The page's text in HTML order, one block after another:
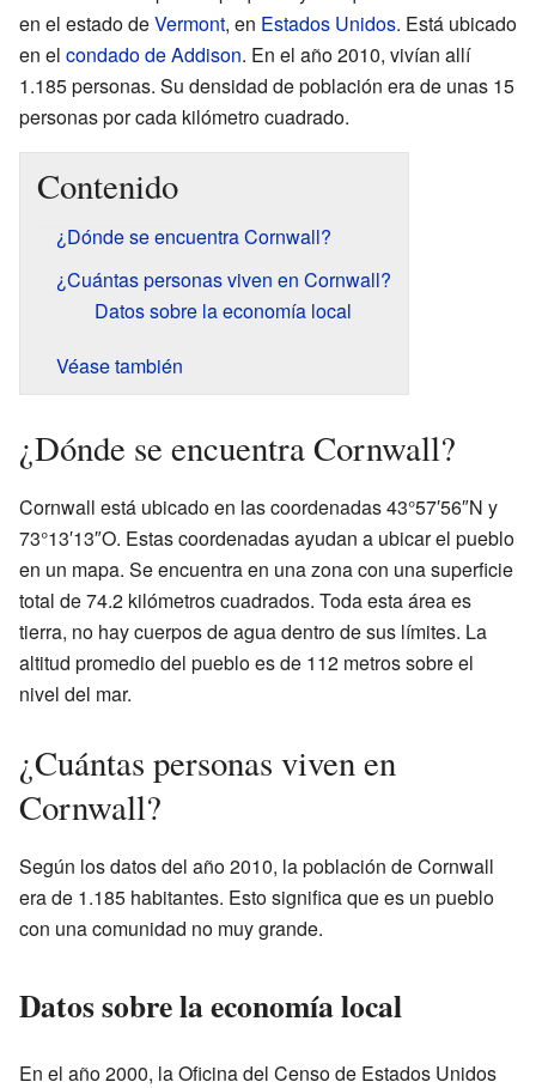
en el estado deVermont, en Estados Unidos. Está ubicado
en el condado de Addison. En el año 2010, vivían allí
1.185 personas. Su densidad de población era de unas 15
personas por cada kilómetro cuadrado.
Contenido
¿Dónde se encuentra Cornwall?
¿Cuántas personas viven en Cornwall?
Datos sobre la economía local
Véase también
¿Dónde se encuentra Cornwall?
Cornwall está ubicado en las coordenadas 43°57′56″N y
73°13′13″O. Estas coordenadas ayudan a ubicar el pueblo
en un mapa. Se encuentra en una zona con una superficie
total de 74.2 kilómetros cuadrados. Toda esta área es
tierra, no hay cuerpos de agua dentro de sus límites. La
altitud promedio del pueblo es de 112 metros sobre el
nivel del mar.
¿Cuántas personas viven en
Cornwall?
Según los datos del año 2010, la población de Cornwall
era de 1.185 habitantes. Esto significa que es un pueblo
con una comunidad no muy grande.
Datos sobre la economía local
En el año 2000, la Oficina del Censo de Estados Unidos